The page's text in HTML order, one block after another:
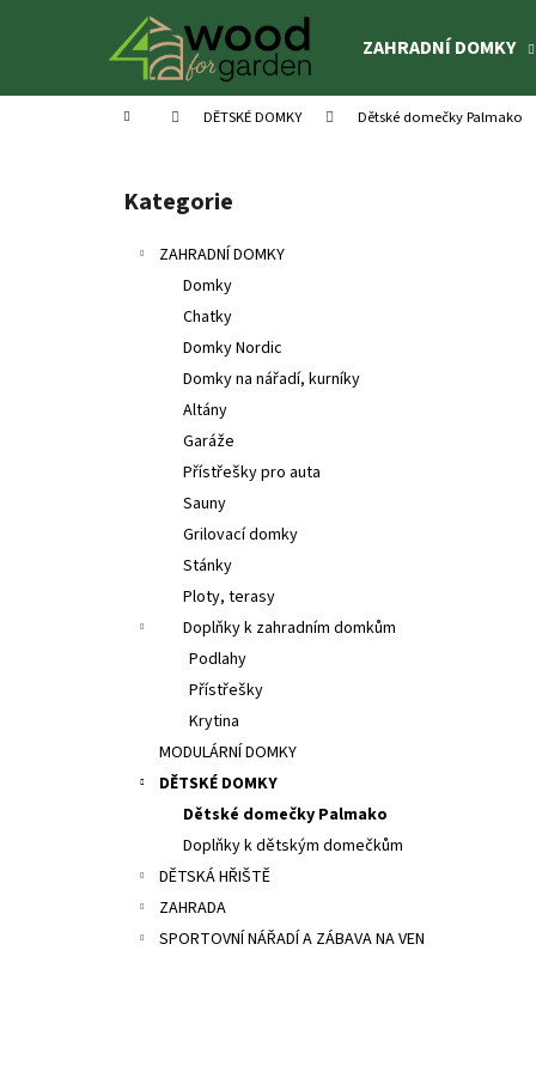
ZAHRADNÍ DOMKY
Domů DĚTSKÉ DOMKY Dětské domečky Palmako
Přeskočit
kategorie
Kategorie
ZAHRADNÍ DOMKY
Domky
Chatky
Domky Nordic
Domky na nářadí, kurníky
Altány
Garáže
Přístřešky pro auta
Sauny
Grilovací domky
Stánky
Ploty, terasy
Doplňky k zahradním domkům
Podlahy
Přístřešky
Krytina
MODULÁRNÍ DOMKY
DĚTSKÉ DOMKY
Dětské domečky Palmako
Doplňky k dětským domečkům
DĚTSKÁ HŘIŠTĚ
ZAHRADA
SPORTOVNÍ NÁŘADÍ A ZÁBAVA NA VEN
í
Zpět
do
Zpět
do
DĚTSKÉ HŘIŠTĚ BRENDA